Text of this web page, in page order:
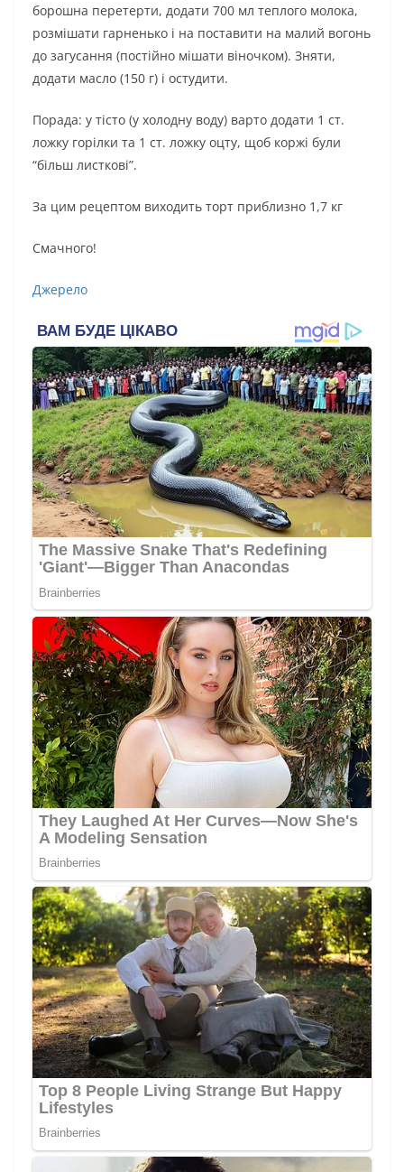
борошна перетерти, додати 700 мл теплого молока,
розмішати гарненько і на поставити на малий вогонь
до загусання (постійно мішати віночком). Зняти,
додати масло (150 г) і остудити.
Порада: у тісто (у холодну воду) варто додати 1 ст.
ложку горілки та 1 ст. ложку оцту, щоб коржі були
“більш листкові”.
За цим рецептом виходить торт приблизно 1,7 кг
Смачного!
Джерело